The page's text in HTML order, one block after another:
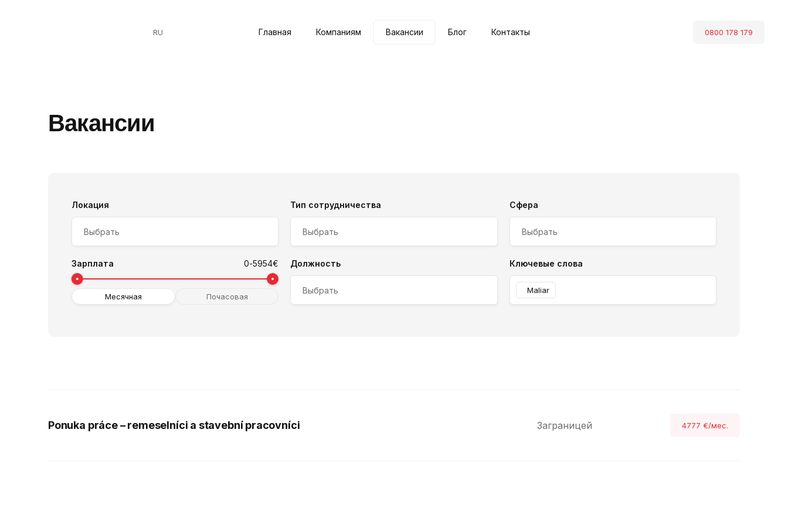
RU Главная Компаниям Вакансии Блог Контакты 0800 178 179
Вакансии
Локация
Выбрать
Тип сотрудничества
Выбрать
Сфера
Выбрать
Зарплата 0-5954€
Месячная Почасовая
Должность
Выбрать
Ключевые слова
Maliar
Ponuka práce – remeselníci a stavební pracovníci Заграницей 4777 €/мес.